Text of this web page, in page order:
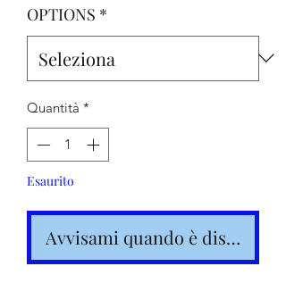
OPTIONS *
Quantità *
Esaurito
Avvisami quando è disponibile